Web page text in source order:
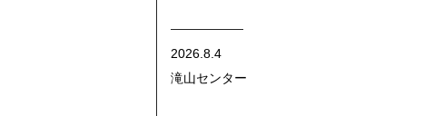
2026.8.4
滝山センター